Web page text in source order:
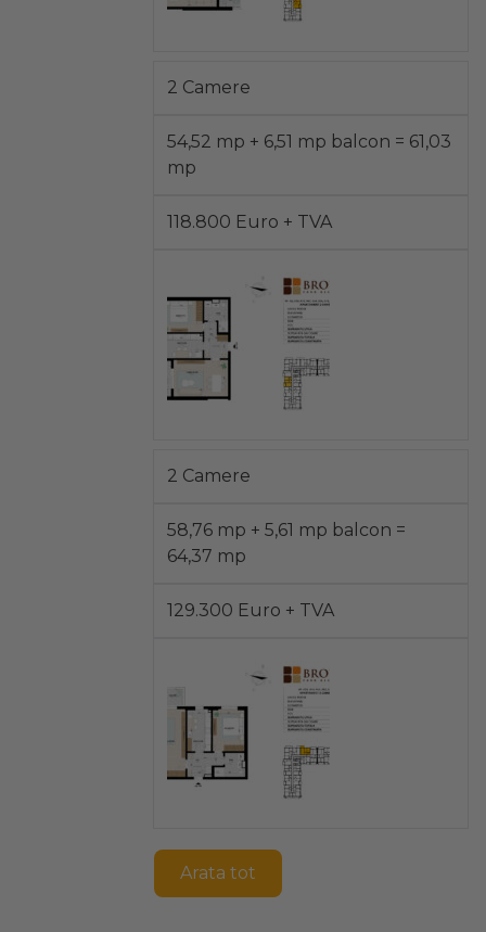
2 Camere
54,52 mp + 6,51 mp balcon = 61,03
mp
118.800 Euro + TVA
2 Camere
58,76 mp + 5,61 mp balcon =
64,37 mp
129.300 Euro + TVA
Arata tot